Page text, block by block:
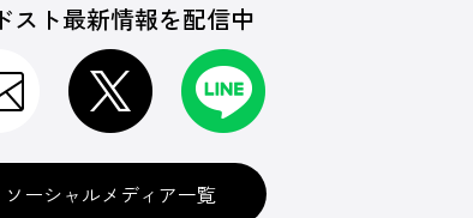
スト最新情報を配信中
ソーシャルメディア一覧